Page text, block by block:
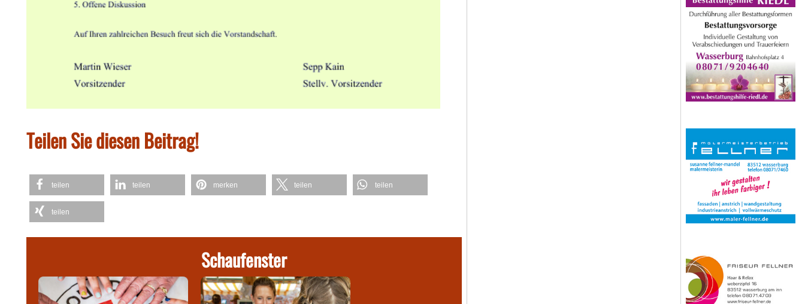
Teilen Sie diesen Beitrag!
teilen teilen merken teilen teilen
teilen
Schaufenster